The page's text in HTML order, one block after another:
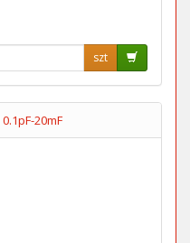
szt
0.1pF-20mF